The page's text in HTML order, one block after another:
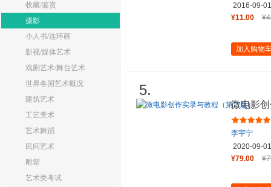
收藏/鉴赏
摄影
小人书/连环画
影视/媒体艺术
戏剧艺术/舞台艺术
世界各国艺术概况
建筑艺术
工艺美术
艺术舞蹈
民间艺术
雕塑
艺术类考试
2016-09-01
¥11.00
加入购物
5.
微电影
李宇宁
2020-09-01
¥79.00